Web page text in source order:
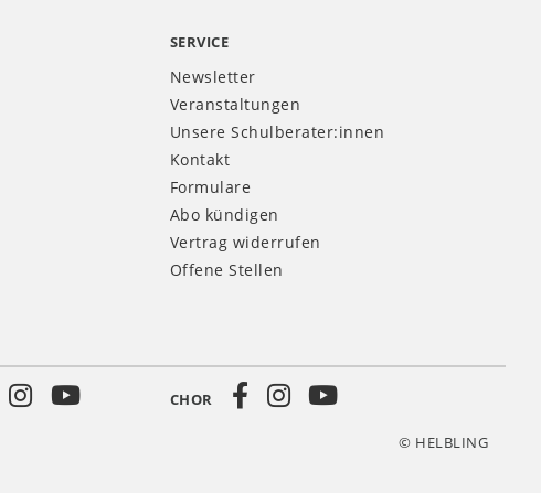
SERVICE
Newsletter
Veranstaltungen
Unsere Schulberater:innen
Kontakt
Formulare
Abo kündigen
Vertrag widerrufen
Offene Stellen
CHOR
© HELBLING